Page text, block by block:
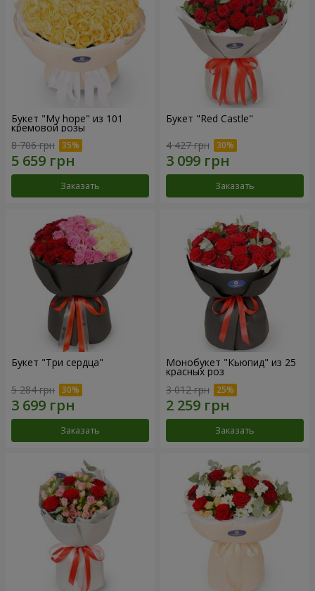
Букет "My hope" из 101
кремовой розы
8 706 грн
Заказать
Букет "Red Castle"
4 427 грн
Заказать
Букет "Три сердца"
5 284 грн
Заказать
Монобукет "Кьюпид" из 25
красных роз
3 012 грн
Заказать